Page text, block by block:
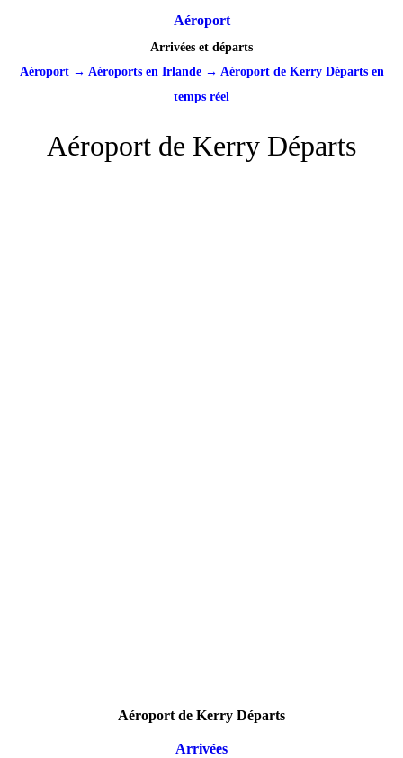
Aéroport
Arrivées et départs
Aéroport→ Aéroports en Irlande→ Aéroport de Kerry Départs en
temps réel
Aéroport de Kerry Départs
Aéroport de Kerry Départs
Arrivées